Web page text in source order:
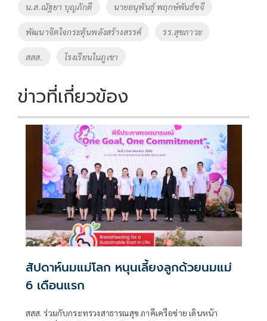
o
k k
Tags
น.ส.ณัฐยา บุญภักดี นายอนุพันธุ์ พฤกษ์พันธ์ขจี
พัฒนาจิตใจกระตุ้นพลังสร้างสรรค์ รร.สุขภาวะ
สสส. โรงเรียนในภูเขา
ข่าวที่เกี่ยวข้อง
สัปดาห์นมแม่โลก หนุนเลี้ยงลูกด้วยนมแม่
6 เดือนแรก
สสส. ร่วมกับกระทรวงสาธารณสุข ภาคีเครือข่าย เดินหน้า